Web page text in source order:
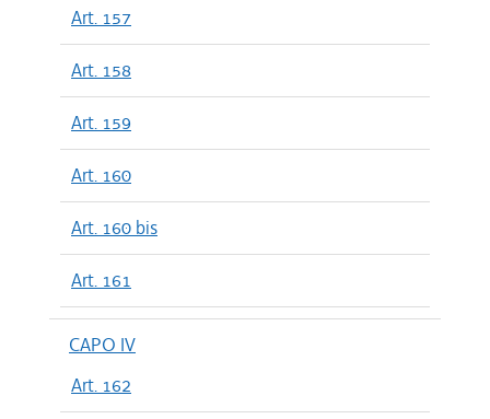
Art. 157
Art. 158
Art. 159
Art. 160
Art. 160 bis
Art. 161
CAPO IV
Art. 162